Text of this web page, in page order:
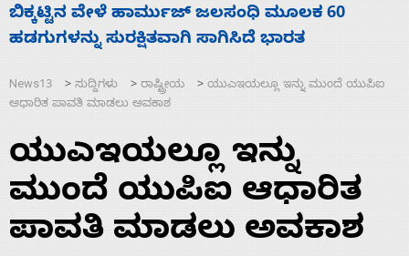
ನಾಗೇಂದ್ರ ರಾಜೀನಾಮೆ ಕೊಡದಿದ್ದರೆ ಸದನ ನಡೆಸಲು
ಬಿಡೆವು: ಛಲವಾದಿ ನಾರಾಯಣಸ್ವಾಮಿ
News13 > ಸುದ್ದಿಗಳು > ರಾಷ್ಟ್ರೀಯ > ಯುಎಇಯಲ್ಲೂ ಇನ್ನು ಮುಂದೆ ಯುಪಿಐ
ಆಧಾರಿತ ಪಾವತಿ ಮಾಡಲು ಅವಕಾಶ
ಯುಎಇಯಲ್ಲೂ ಇನ್ನು
ಮುಂದೆ ಯುಪಿಐ ಆಧಾರಿತ
ಪಾವತಿ ಮಾಡಲು ಅವಕಾಶ